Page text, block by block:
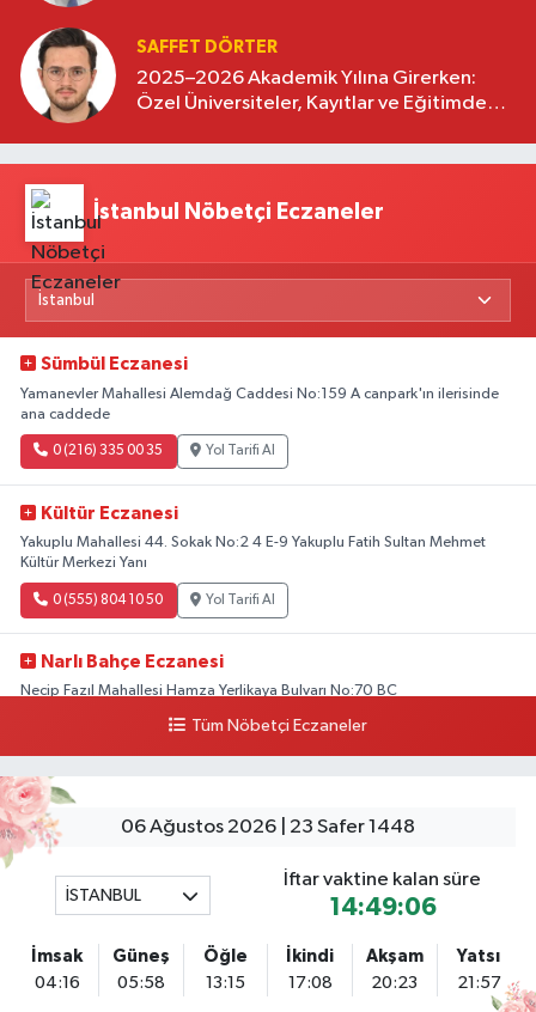
SAFFET DÖRTER
2025–2026 Akademik Yılına Girerken:
Özel Üniversiteler, Kayıtlar ve Eğitimde
İstanbul Nöbetçi Eczaneler
Sümbül Eczanesi
Yamanevler Mahallesi Alemdağ Caddesi No:159 A canpark'ın ilerisinde
ana caddede
0 (216) 335 00 35 Yol Tarifi Al
Kültür Eczanesi
Yakuplu Mahallesi 44. Sokak No:2 4 E-9 Yakuplu Fatih Sultan Mehmet
Kültür Merkezi Yanı
0 (555) 804 10 50 Yol Tarifi Al
Narlı Bahçe Eczanesi
Necip Fazıl Mahallesi Hamza Yerlikaya Bulvarı No:70 BC
Yol Tarifi Al
Erenköy Rüzgar Eczanesi
Erenköy Mahallesi Kantarcırıza Sokak No:23 B
Serenay Eczanesi
Mimar Sinan Merkez Mahallesi Bayar Sokak No:35 A MİMARSİNAN
DEVLET HASTANESİNİN ÜST GEÇİDİNDEN KARŞI YOLA GEÇİNCE 200M
YÜRÜME MESAFESİ
Tüm Nöbetçi Eczaneler
06 Ağustos 2026 | 23 Safer 1448
İSTANBUL
İftar vaktine kalan süre
14:49:05
İmsak
04:16
Güneş
05:58
Öğle
13:15
İkindi
17:08
Akşam
20:23
Yatsı
21:57